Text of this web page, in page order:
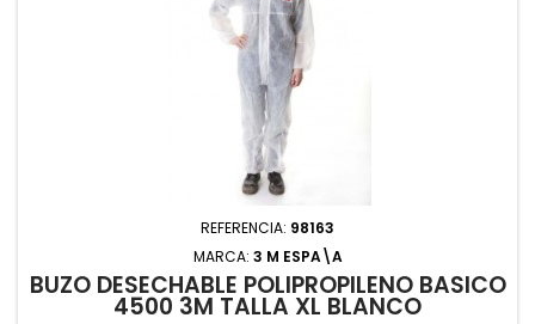
REFERENCIA: 98163
MARCA: 3 M ESPA\A
BUZO DESECHABLE POLIPROPILENO BASICO
4500 3M TALLA XL BLANCO